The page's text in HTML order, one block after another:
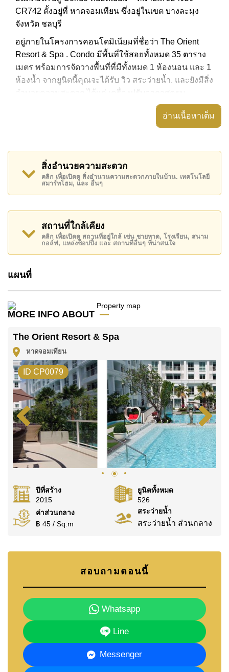
CR742 ตั้งอยู่ที่ หาดจอมเทียน ซึ่งอยู่ในเขต บางละมุง
จังหวัด ชลบุรี
อยู่ภายในโครงการคอนโดมิเนียมที่ชื่อว่า The Orient
Resort & Spa . Condo มีพื้นที่ใช้สอยทั้งหมด 35 ตาราง
เมตร พร้อมการจัดวางพื้นที่ที่มีทั้งหมด 1 ห้องนอน และ 1
ห้องน้ำ จากยูนิตนี้คุณจะได้รับ วิว สระว่ายน้ำ. และยังมีสิ่ง
อำนวยความสะดวก ได้แก่ เครื่องปรับอากาศครบ,
อสังหาริมทรัพย์นี้สามารถใช้ สระว่ายน้ำ ส่วนกลาง ได้
The Orient Resort & Spa มีสิ่งอำนวยความสะดวกส่วน
สถานที่สำคัญใกล้ The Orient Resort & Spa ได้แก่: เดิน
ทางไปชายหาดได้ง่าย, ใกล้ทางด่วนมอเตอร์เวย์หรือ
ทางหลวง , ตลาดน้ำสี่ภาคพัทยา, อันเดอร์วอเตอร์ เวิลด์ ,
เอเชีย 9 หลุม กอล์ฟ, ฟีนิกซ์ โกลด์ , รพ.กรุงเทพจอมเทียน
บาทต่อเดือน
โปรดทราบว่าราคาค่าเช่าที่ Cornerstone Real Estate
มัดจำ 2 เดือน
ค้นพบโอกาสในการทำให้ที่อยู่อาศัยนี้เป็นบ้านในฝันของ
คุณ!
ติดต่อ Cornerstone Real Estate โทร +6638411250
หรือ อีเมลinfo@cornerstone.co.th
WhatsApp ของสำนักงาน:
@cornerstonepattaya
อ่านเนื้อหาเต็ม
สิ่งอำนวยความสะดวก
คลิก เพื่อเปิดดู สิ่งอำนวนความสะดวกภายในบ้าน. เทคโนโลยี
สมาร์ทโฮม, และ อื่นๆ
สถานที่ใกล้เคียง
คลิก เพื่อเปิดดู สถานที่อยู่ใกล้ เช่น ชายหาด, โรงเรียน, สนาม
กอล์ฟ, แหล่งช็อปปิ้ง และ สถานที่อื่นๆ ที่น่าสนใจ
แผนที่
MORE INFO ABOUT
The Orient Resort & Spa
หาดจอมเทียน
ID CP0079
ปีที่สร้าง
2015
ยูนิตทั้งหมด
526
ค่าส่วนกลาง
฿ 45 / Sq.m
สระว่ายน้ำ
สระว่ายน้ำ ส่วนกลาง
สอบถามตอนนี้
Whatsapp
Line
Messenger